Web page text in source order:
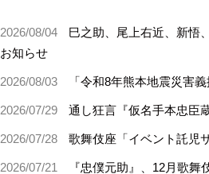
2026/08/04
巳之助、尾上右近、新悟
お知らせ
2026/08/03 「令和8年熊本地震災害
2026/07/29 通し狂言『仮名手本忠臣
2026/07/28 歌舞伎座「イベント託児
2026/07/21 『忠僕元助』、12月歌舞